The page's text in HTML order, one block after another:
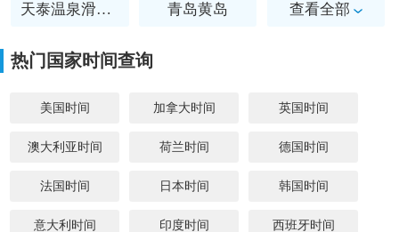
天泰温泉滑雪乐园 青岛黄岛 查看全部
青岛邮电博物馆
热门国家时间查询
美国时间 加拿大时间 英国时间
澳大利亚时间 荷兰时间 德国时间
法国时间 日本时间 韩国时间
意大利时间 印度时间 西班牙时间